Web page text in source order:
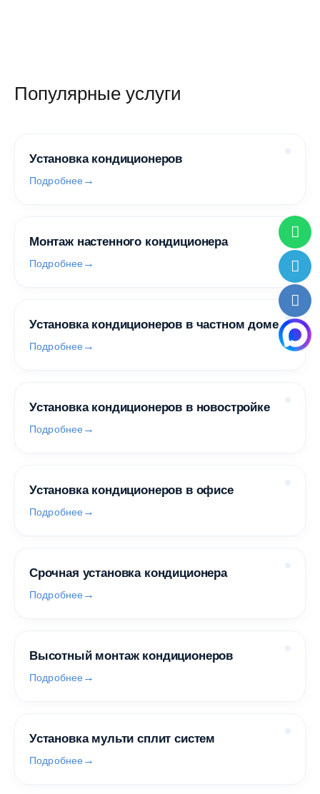
Популярные услуги
Установка кондиционеров
Подробнее
Монтаж настенного кондиционера
Подробнее
Установка кондиционеров в частном доме
Подробнее
Установка кондиционеров в новостройке
Подробнее
Установка кондиционеров в офисе
Подробнее
Срочная установка кондиционера
Подробнее
Высотный монтаж кондиционеров
Подробнее
Установка мульти сплит систем
Подробнее